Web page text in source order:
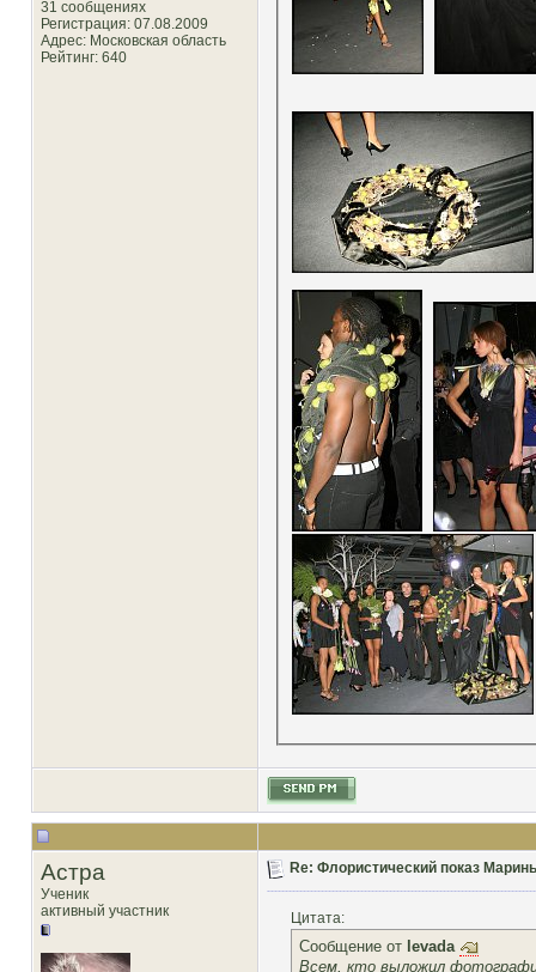
31 сообщениях
Регистрация: 07.08.2009
Адрес: Московская область
Рейтинг: 640
Астра
Ученик
активный участник
Re: Флористический показ
Цитата:
Сообщение от levada
Всем, кто выложил